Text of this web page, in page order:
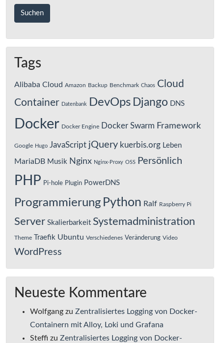
Tags
Alibaba Cloud Amazon Backup Benchmark Chaos Cloud
Container Datenbank DevOps Django DNS
Docker Docker Engine Docker Swarm Framework
Google Hugo JavaScript jQuery kuerbis.org Leben
MariaDB Musik Nginx Nginx-Proxy OSS Persönlich
PHP Pi-hole Plugin PowerDNS
Programmierung Python Ralf Raspberry Pi
Server Skalierbarkeit Systemadministration
Theme Traefik Ubuntu Verschiedenes Veränderung Video
WordPress
Neueste Kommentare
Wolfgang zu Zentralisiertes Logging von Docker-
Containern mit Alloy, Loki und Grafana
Steffi zu Zentralisiertes Logging von Docker-